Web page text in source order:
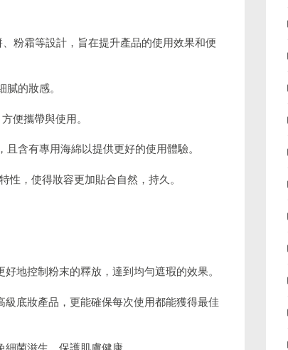
粉霜等設計，旨在提升產品的使用效果和便
的妝感。
便攜帶與使用。
含有專用海綿以提供更好的使用體驗。
，使得妝容更加貼合自然，持久。
地控制粉末的釋放，達到均勻遮瑕的效果。
底妝產品，更能確保每次使用都能獲得最佳
菌滋生，保護肌膚健康。